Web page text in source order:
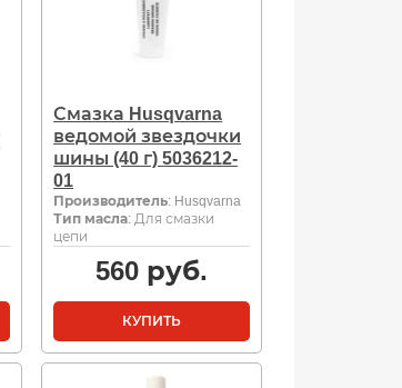
Смазка Husqvarna
ведомой звездочки
шины (40 г) 5036212-
01
Производитель: Husqvarna
Тип масла: Для смазки
цепи
560 руб.
КУПИТЬ